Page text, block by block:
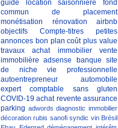
guide location saisonnière
fond
commun de placement
monétisation
rénovation
airbnb
objectifs
Compte-titres
petites
annonces bon plan coût plus value
travaux
achat immobilier
vente
immobilière adsense banque site
de niche
vie professionnelle
autoentrepreneur
automobile
expert comptable
sans gluten
COVID-19 achat revente assurance
parking adwords diagnostic immobilier
décoration rubis sanofi syndic vin Brésil